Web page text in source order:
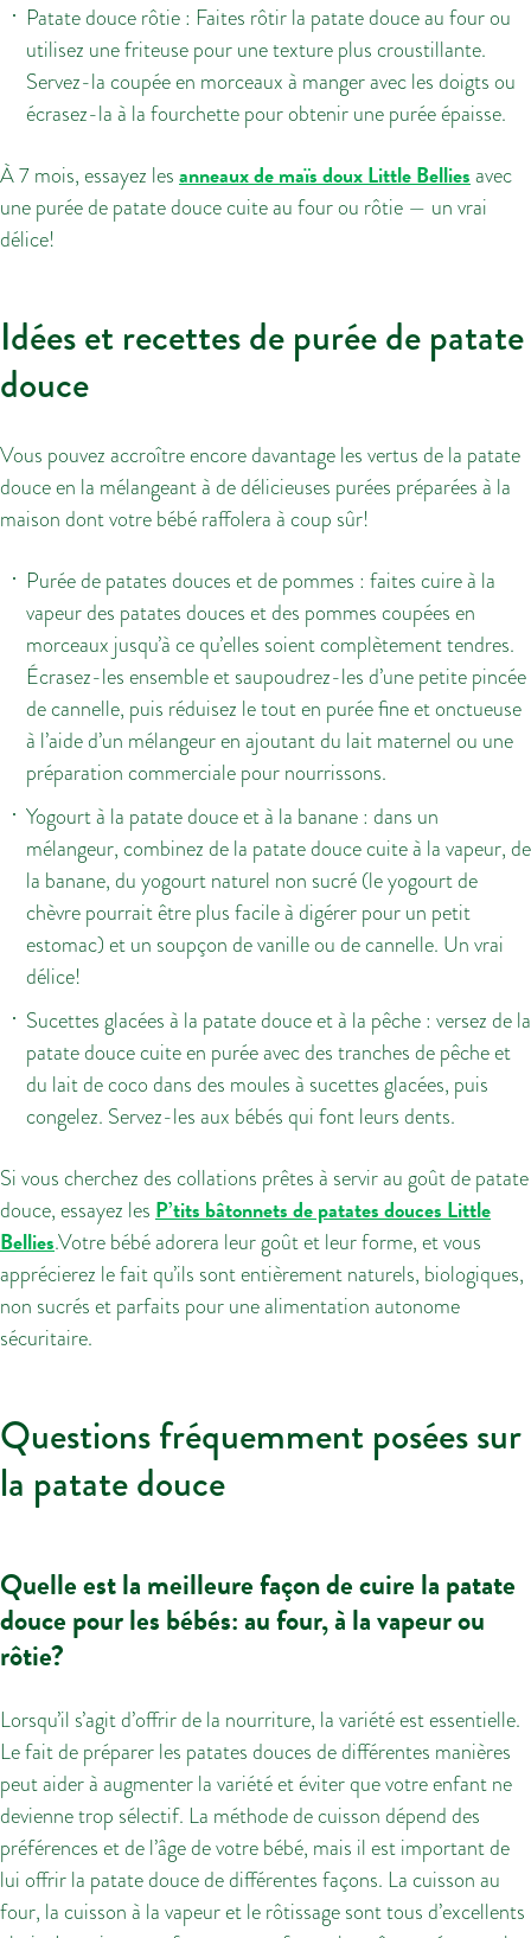
Patate douce rôtie : Faites rôtir la patate douce au four ou
utilisez une friteuse pour une texture plus croustillante.
Servez-la coupée en morceaux à manger avec les doigts ou
écrasez-la à la fourchette pour obtenir une purée épaisse.
À 7 mois, essayez les anneaux de maïs doux Little Bellies avec
une purée de patate douce cuite au four ou rôtie — un vrai
délice!
Idées et recettes de purée de patate
douce
Vous pouvez accroître encore davantage les vertus de la patate
douce en la mélangeant à de délicieuses purées préparées à la
maison dont votre bébé raffolera à coup sûr!
Purée de patates douces et de pommes : faites cuire à la
vapeur des patates douces et des pommes coupées en
morceaux jusqu’à ce qu’elles soient complètement tendres.
Écrasez-les ensemble et saupoudrez-les d’une petite pincée
de cannelle, puis réduisez le tout en purée fine et onctueuse
à l’aide d’un mélangeur en ajoutant du lait maternel ou une
préparation commerciale pour nourrissons.
Yogourt à la patate douce et à la banane : dans un
mélangeur, combinez de la patate douce cuite à la vapeur, de
la banane, du yogourt naturel non sucré (le yogourt de
chèvre pourrait être plus facile à digérer pour un petit
estomac) et un soupçon de vanille ou de cannelle. Un vrai
délice!
Sucettes glacées à la patate douce et à la pêche : versez de la
patate douce cuite en purée avec des tranches de pêche et
du lait de coco dans des moules à sucettes glacées, puis
congelez. Servez-les aux bébés qui font leurs dents.
Si vous cherchez des collations prêtes à servir au goût de patate
douce, essayez les P’tits bâtonnets de patates douces Little
Bellies.Votre bébé adorera leur goût et leur forme, et vous
apprécierez le fait qu’ils sont entièrement naturels, biologiques,
non sucrés et parfaits pour une alimentation autonome
sécuritaire.
Questions fréquemment posées sur
la patate douce
Quelle est la meilleure façon de cuire la patate
douce pour les bébés: au four, à la vapeur ou
rôtie?
Lorsqu’il s’agit d’offrir de la nourriture, la variété est essentielle.
Le fait de préparer les patates douces de différentes manières
peut aider à augmenter la variété et éviter que votre enfant ne
devienne trop sélectif. La méthode de cuisson dépend des
préférences et de l’âge de votre bébé, mais il est important de
lui offrir la patate douce de différentes façons. La cuisson au
four, la cuisson à la vapeur et le rôtissage sont tous d’excellents